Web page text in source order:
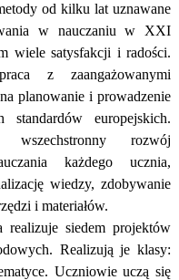
od kilku lat uznawane
w nauczaniu w XXI
wiele satysfakcji i radości.
z zaangażowanymi
planowanie i prowadzenie
standardów europejskich.
rozwój
każdego ucznia,
wiedzy, zdobywanie
i materiałów.
siedem projektów
Realizują je klasy:
Uczniowie uczą się